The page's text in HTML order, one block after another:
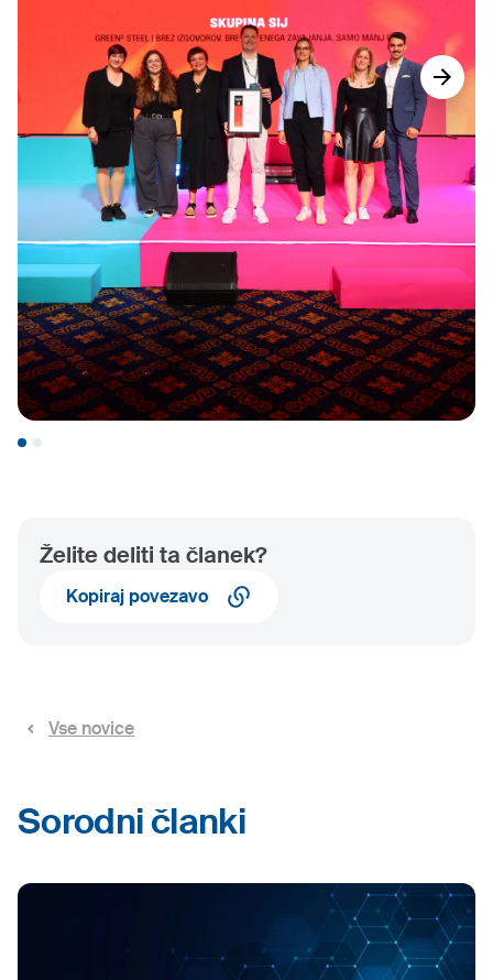
Želite deliti ta članek?
Kopiraj povezavo
Vse novice
Sorodni članki